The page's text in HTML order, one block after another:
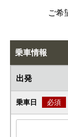
ご希
乗車情報
出発
乗車日 必須